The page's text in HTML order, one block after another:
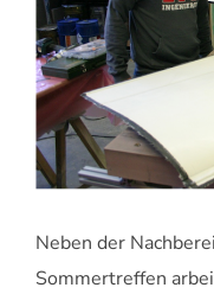
Neben der
Sommertreffen